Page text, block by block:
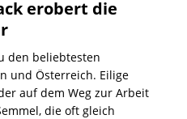
erobert die
den beliebtesten
und Österreich. Eilige
auf dem Weg zur Arbeit
die oft gleich